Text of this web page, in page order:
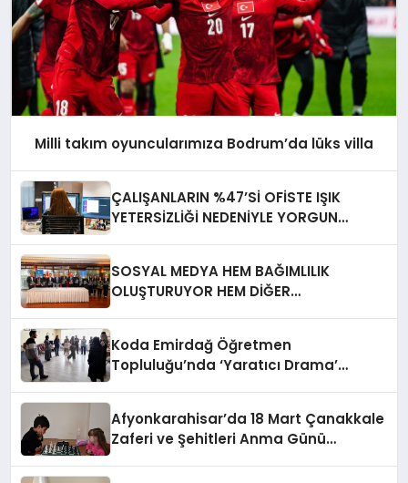
Milli takım oyuncularımıza Bodrum’da lüks villa
ÇALIŞANLARIN %47’Sİ OFİSTE IŞIK
YETERSİZLİĞİ NEDENİYLE YORGUN
SOSYAL MEDYA HEM BAĞIMLILIK
OLUŞTURUYOR HEM DİĞER
Koda Emirdağ Öğretmen
Topluluğu’nda ‘Yaratıcı Drama’
Afyonkarahisar’da 18 Mart Çanakkale
Zaferi ve Şehitleri Anma Günü